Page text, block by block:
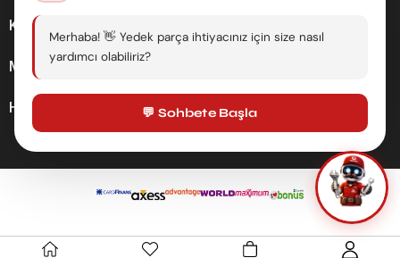
Kurumsal
Müşteri Hizmetleri
Hesabım
Merhaba! 👋 Yedek parça ihtiyacınız için size nasıl
yardımcı olabiliriz?
💬 Sohbete Başla